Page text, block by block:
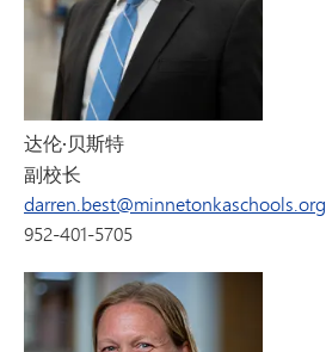
达伦·贝斯特
副校长
darren.best@minnetonkaschools.org
952-401-5705